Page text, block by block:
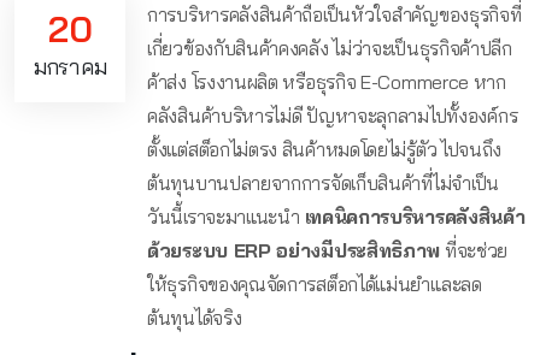
20
มกราคม
การบริหารคลังสินค้าถือเป็นหัวใจสำคัญของธุรกิจที่
เกี่ยวข้องกับสินค้าคงคลัง ไม่ว่าจะเป็นธุรกิจค้าปลีก
ค้าส่ง โรงงานผลิต หรือธุรกิจ E-Commerce หาก
คลังสินค้าบริหารไม่ดี ปัญหาจะลุกลามไปทั้งองค์กร
ตั้งแต่สต็อกไม่ตรง สินค้าหมดโดยไม่รู้ตัว ไปจนถึง
ต้นทุนบานปลายจากการจัดเก็บสินค้าที่ไม่จำเป็น
วันนี้เราจะมาแนะนำ เทคนิคการบริหารคลังสินค้า
ด้วยระบบ ERP อย่างมีประสิทธิภาพ ที่จะช่วย
ให้ธุรกิจของคุณจัดการสต็อกได้แม่นยำและลด
ต้นทุนได้จริง